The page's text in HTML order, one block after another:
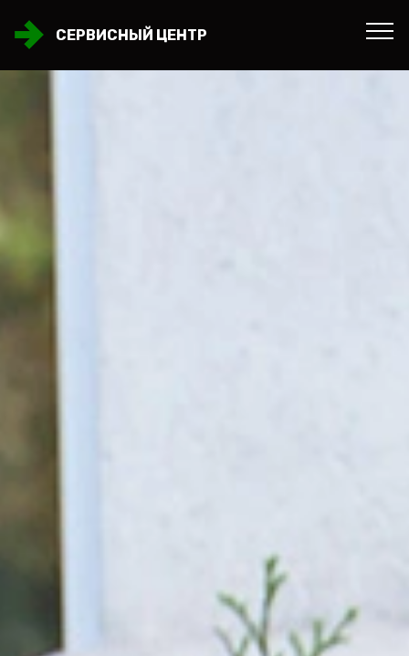
СЕРВИСНЫЙ ЦЕНТР